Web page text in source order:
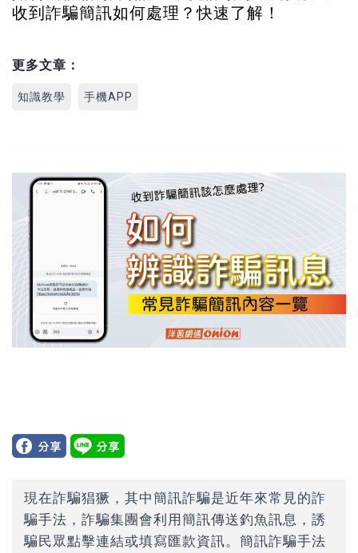
收到詐騙簡訊如何處理？快速了解！
更多文章：
知識教學 手機APP
現在詐騙猖獗，其中簡訊詐騙是近年來常見的詐
騙手法，詐騙集團會利用簡訊傳送釣魚訊息，誘
騙民眾點擊連結或填寫匯款資訊。簡訊詐騙手法